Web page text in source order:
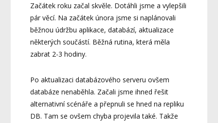
Začátek roku začal skvěle. Dotáhli jsme a vylepšili
pár věcí. Na začátek února jsme si naplánovali
běžnou údržbu aplikace, databází, aktualizace
některých součástí. Běžná rutina, která měla
zabrat 2-3 hodiny.
Po aktualizaci databázového serveru ovšem
databáze nenaběhla. Začali jsme ihned řešit
alternativní scénáře a přepnuli se hned na repliku
DB. Tam se ovšem chyba projevila také. Takže